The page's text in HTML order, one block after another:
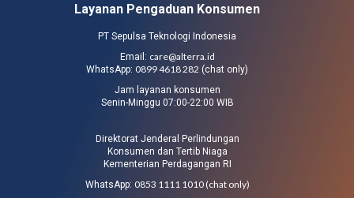
Layanan Pengaduan Konsumen
PT Sepulsa Teknologi Indonesia
Email: care@alterra.id
WhatsApp: 0899 4618 282 (chat only)
Jam layanan konsumen
Senin-Minggu 07:00-22:00 WIB
Direktorat Jenderal Perlindungan
Konsumen dan Tertib Niaga
Kementerian Perdagangan RI
WhatsApp: 0853 1111 1010 (chat only)